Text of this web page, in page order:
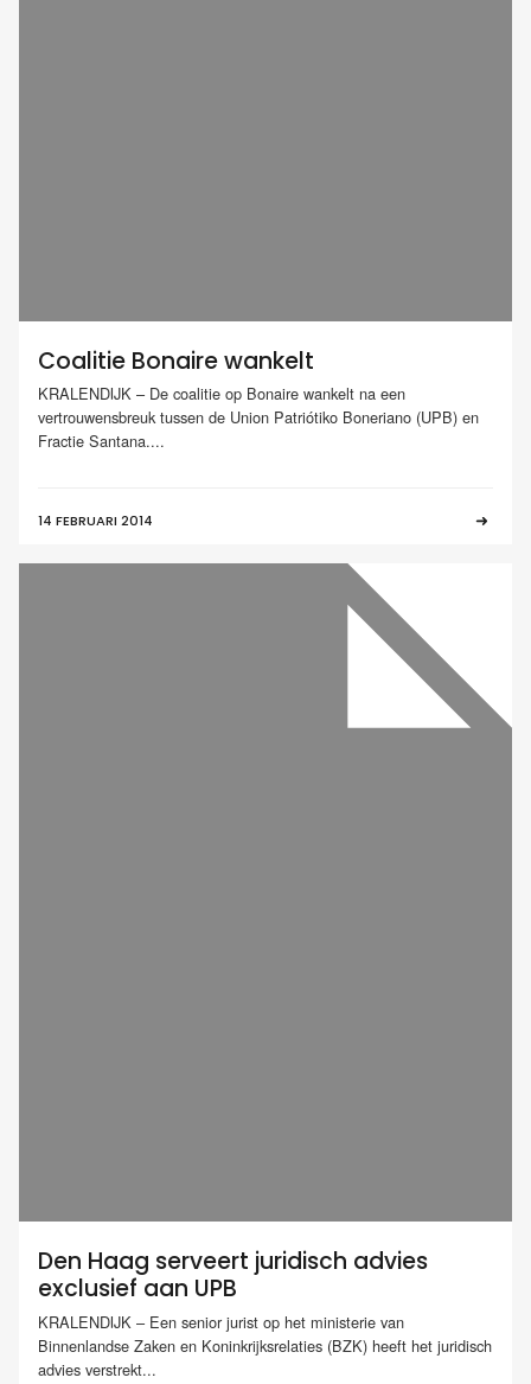
Coalitie Bonaire wankelt
KRALENDIJK – De coalitie op Bonaire wankelt na een
vertrouwensbreuk tussen de Union Patriótiko Boneriano (UPB) en
Fractie Santana....
14 FEBRUARI 2014
Den Haag serveert juridisch advies
exclusief aan UPB
KRALENDIJK – Een senior jurist op het ministerie van
Binnenlandse Zaken en Koninkrijksrelaties (BZK) heeft het juridisch
advies verstrekt...